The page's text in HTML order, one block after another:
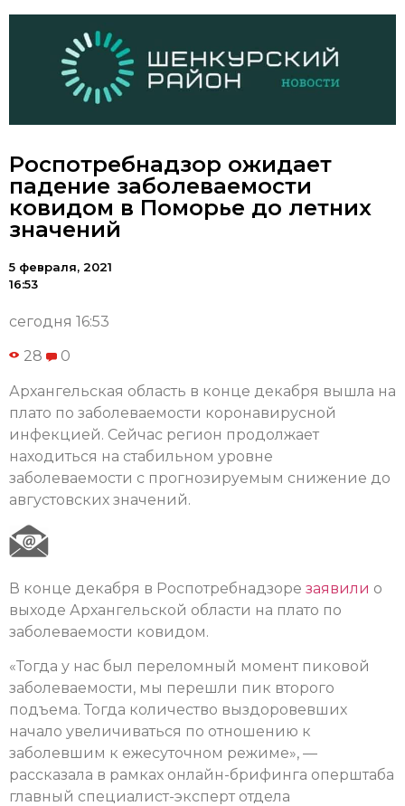
Роспотребнадзор ожидает
падение заболеваемости
ковидом в Поморье до летних
значений
5 февраля, 2021
16:53
сегодня 16:53
28 0
Архангельская область в конце декабря вышла на
плато по заболеваемости коронавирусной
инфекцией. Сейчас регион продолжает
находиться на стабильном уровне
заболеваемости с прогнозируемым снижение до
августовских значений.
В конце декабря в Роспотребнадзоре заявили о
выходе Архангельской области на плато по
заболеваемости ковидом.
«Тогда у нас был переломный момент пиковой
заболеваемости, мы перешли пик второго
подъема. Тогда количество выздоровевших
начало увеличиваться по отношению к
заболевшим к ежесуточном режиме», —
рассказала в рамках онлайн-брифинга оперштаба
главный специалист-эксперт отдела